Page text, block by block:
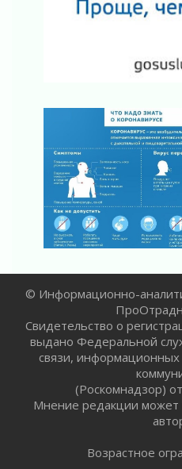
Ладога — не пруд
Ленинградской
Пропавшего
районе Ленобласти
02 августа 2026
Жителям Ленобласти
действовать при
02 августа 2026
В Ивангороде назвали
граждан
02 августа 2026
Километровые столбы
отправили на
02 августа 2026
Ленобласть внедрила
операторов БПЛА
02 августа 2026
В Ивангороде
воробушка»
02 августа 2026
© Информационно-
Свидетельство о
выдано Федеральной
связи, информационных
(Роскомнадзор)
Мнение редакции может
Возрастное